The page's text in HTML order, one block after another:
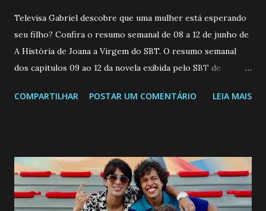
Televisa Gabriel descobre que uma mulher está esperando
seu filho? Confira o resumo semanal de 08 a 12 de junho de
A História de Joana a Virgem do SBT. O resumo semanal
dos capitulos 09 ao 12 da novela exibida pelo SBT de
a Programação Semanal do SBT de 08/06/26 a 14/06/26
confessa a Gabriel que ele demonstrou ser o tipo de
pessoa que ela tanto desejou durante toda a vida. Camila
entra no quarto de Gabriel e imagina como seria o
COMPARTILHAR POSTAR UM COMENTÁRIO LEIA MAIS